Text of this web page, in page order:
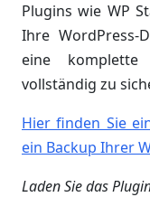
Plugins wie WP
Ihre WordPress-
eine
vollständig zu
Hier finden Sie
ein Backup Ihrer
Laden Sie das